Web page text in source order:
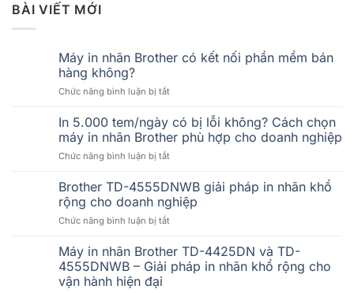
BÀI VIẾT MỚI
Máy in nhãn Brother có kết nối phần mềm bán
hàng không?
Chức năng bình luận bị tắtở
in
nhãn
Brother
có
nối
phần
mềm
bán
không?
In 5.000 tem/ngày có bị lỗi không? Cách chọn
máy in nhãn Brother phù hợp cho doanh nghiệp
Chức năng bình luận bị tắtở
5.000
tem/ngày
có
bị
không?
Cách
chọn
Brother TD-4555DNWB giải pháp in nhãn khổ
rộng cho doanh nghiệp
Chức năng bình luận bị tắtở
TD-
4555DNWB
giải
Máy in nhãn Brother TD-4425DN và TD-
4555DNWB – Giải pháp in nhãn khổ rộng cho
vận hành hiện đại